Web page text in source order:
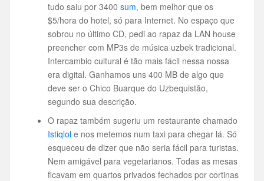
tudo saiu por 3400 sum, bem melhor que os
$5/hora do hotel, só para Internet. No espaço que
sobrou no último CD, pedi ao rapaz da LAN house
preencher com MP3s de música uzbek tradicional.
Intercambio cultural é tão mais fácil nessa nossa
era digital. Ganhamos uns 400 MB de algo que
deve ser o Chico Buarque do Uzbequistão,
segundo sua descrição.
O rapaz também sugeriu um restaurante chamado
Istiqlol e nos metemos num taxi para chegar lá. Só
esqueceu de dizer que não seria fácil para turistas.
Nem amigável para vegetarianos. Todas as mesas
ficavam em quartos privados fechados por cortinas